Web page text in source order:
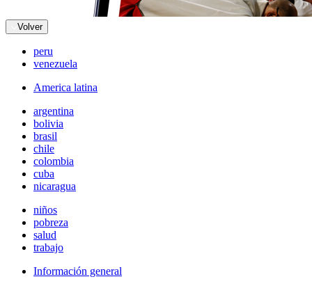
Volver
peru
venezuela
America latina
argentina
bolivia
brasil
chile
colombia
cuba
nicaragua
niños
pobreza
salud
trabajo
Información general